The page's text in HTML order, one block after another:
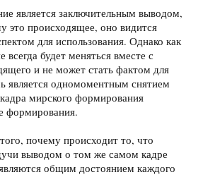
является заключительным выводом,
это происходящее, оно видится
для использования. Однако как
будет меняться вместе с
и не может стать фактом для
является одномоментным снятием
мирского формирования
формирования.
почему происходит то, что
выводом о том же самом кадре
общим достоянием каждого